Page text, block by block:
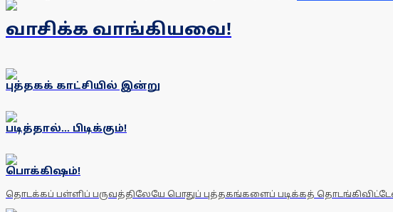
வாசிக்க வாங்கியவை!
புத்தகக் காட்சியில் இன்று
படித்தால்... பிடிக்கும்!
பொக்கிஷம்!
தொடக்கப் பள்ளிப் பருவத்திலேயே பொதுப் புத்தகங்களைப் படிக்கத்